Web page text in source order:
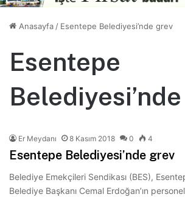
Anasayfa / Esentepe Belediyesi’nde grev
Esentepe
Er Meydanı 8 Kasım 2018 0 4
Esentepe Belediyesi’nde grev
Belediye Emekçileri Sendikası (BES),
Belediye Başkanı Cemal Erdoğan’ın